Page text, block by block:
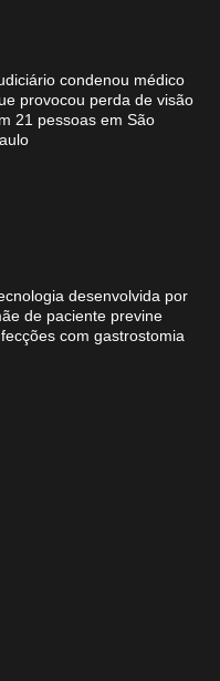
condenou médico
provocou perda de visão
21 pessoas em São
desenvolvida por
de paciente previne
com gastrostomia